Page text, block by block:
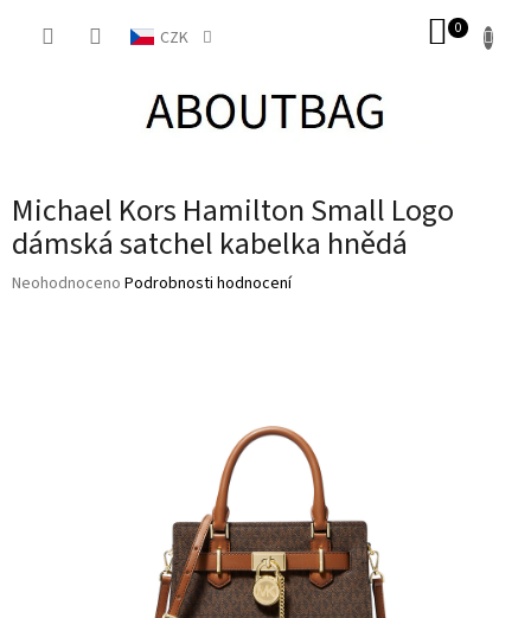
CZK
Michael Kors Hamilton Small Logo
dámská satchel kabelka hnědá
Průměrné
Neohodnoceno Podrobnosti hodnocení